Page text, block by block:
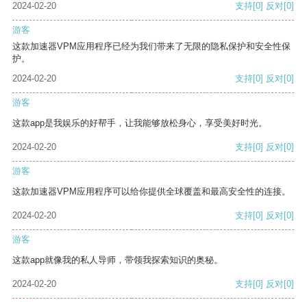
2024-02-20
支持[0] 反对[0]
游客
这款加速器VPM应用程序已经为我们带来了无限的隐私保护和安全性保
护。
2024-02-20
支持[0] 反对[0]
游客
这款app是我娱乐的好帮手，让我能够放松身心，享受美好时光。
2024-02-20 支持[0] 反对[0]
游客
这款加速器VPM应用程序可以给你提供全球覆盖和最高安全性的连接。
2024-02-20 支持[0] 反对[0]
游客
这款app就像我的私人导师，带领我探索知识的奥秘。
2024-02-20 支持[0] 反对[0]